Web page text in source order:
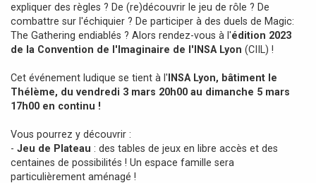
a
g
e
expliquer des règles ? De (re)découvrir le jeu de rôle ? De
combattre sur l'échiquier ? De participer à des duels de Magic:
The Gathering endiablés ? Alors rendez-vous à l'édition 2023
de la Convention de l'Imaginaire de l'INSA Lyon (CIIL) !
Cet événement ludique se tient à l' INSA Lyon, bâtiment le
Thélème, du vendredi 3 mars 20h00 au dimanche 5 mars
17h00 en continu !
Vous pourrez y découvrir :
- Jeu de Plateau : des tables de jeux en libre accès et des
centaines de possibilités ! Un espace famille sera
particulièrement aménagé !